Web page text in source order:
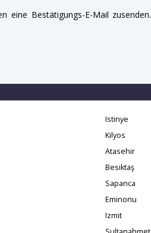
Bestätigungs-E-Mail
Istinye
Kilyos
Atasehir
Besiktaş
Sapanca
Eminonu
Izmit